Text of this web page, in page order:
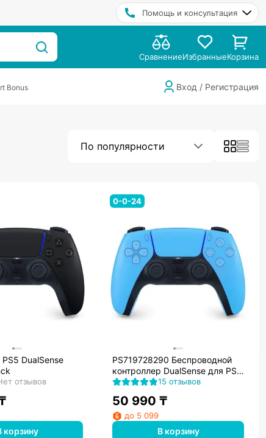
Помощь и консультация
СравнениеИзбранныеКорзина
Bonus Вход / Регистрация
По популярности
DualSense
отзывов
корзину
0-0-24
PS719728290 Беспроводной
контроллер DualSense для PS5
Ice Blue
15 отзывов
50 990 ₸
до 5 099
В корзину